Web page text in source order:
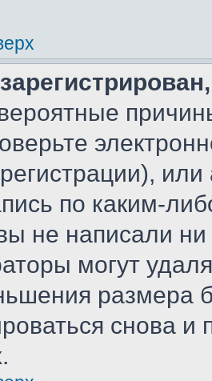
по каким-
не написали
могут
размера
снова и